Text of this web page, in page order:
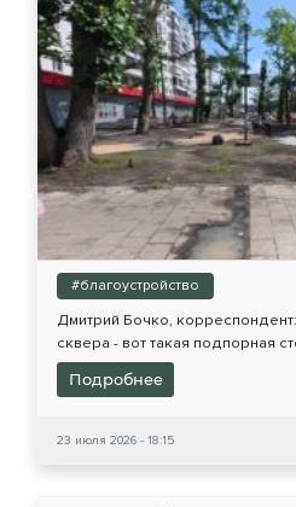
#благоустройство
Дмитрий Бочко,
сквера - вот такая подпорная
Подробнее
23 июля 2026 - 18:15